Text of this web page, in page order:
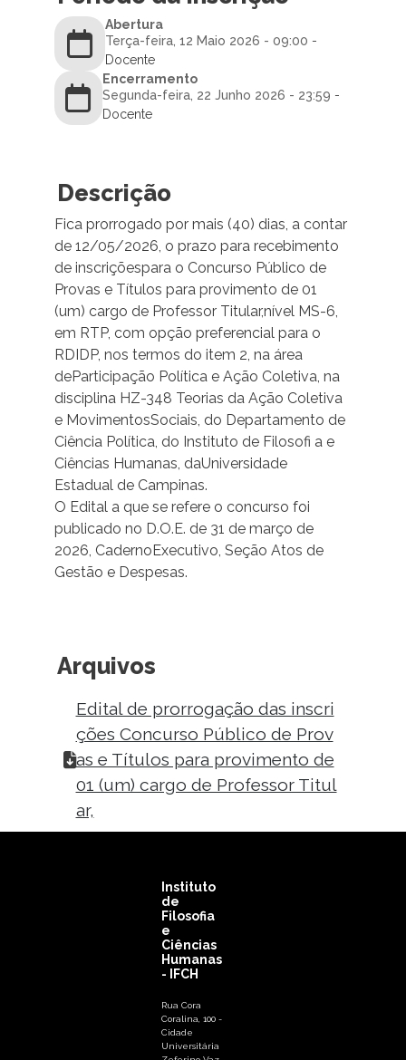
Abertura
Terça-feira, 12 Maio 2026 - 09:00 -
Docente
Encerramento
Segunda-feira, 22 Junho 2026 - 23:59 -
Docente
Descrição
Fica prorrogado por mais (40) dias, a contar
de 12/05/2026, o prazo para recebimento
de inscriçõespara o Concurso Público de
Provas e Títulos para provimento de 01
(um) cargo de Professor Titular,nível MS-6,
em RTP, com opção preferencial para o
RDIDP, nos termos do item 2, na área
deParticipação Política e Ação Coletiva, na
disciplina HZ-348 Teorias da Ação Coletiva
e MovimentosSociais, do Departamento de
Ciência Política, do Instituto de Filosofi a e
Ciências Humanas, daUniversidade
Estadual de Campinas.
O Edital a que se refere o concurso foi
publicado no D.O.E. de 31 de março de
2026, CadernoExecutivo, Seção Atos de
Gestão e Despesas.
Arquivos
Edital de prorrogação das inscri
ções Concurso Público de Prov
as e Títulos para provimento de
01 (um) cargo de Professor Titul
ar,
Instituto
de
Filosofia
e
Ciências
Humanas
- IFCH
Rua Cora
Coralina, 100 -
Cidade
Universitária